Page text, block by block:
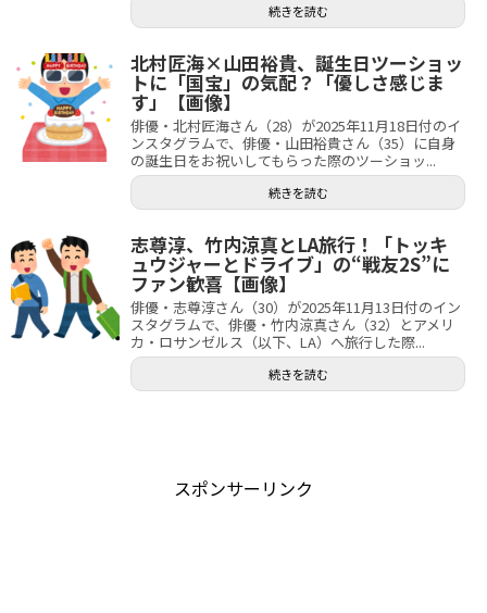
続きを読む
北村匠海×山田裕貴、誕生日ツーショッ
トに「国宝」の気配？「優しさ感じま
す」【画像】
俳優・北村匠海さん（28）が2025年11月18日付のイ
ンスタグラムで、俳優・山田裕貴さん（35）に自身
の誕生日をお祝いしてもらった際のツーショッ...
続きを読む
志尊淳、竹内涼真とLA旅行！「トッキ
ュウジャーとドライブ」の“戦友2S”に
ファン歓喜【画像】
俳優・志尊淳さん（30）が2025年11月13日付のイン
スタグラムで、俳優・竹内涼真さん（32）とアメリ
カ・ロサンゼルス（以下、LA）へ旅行した際...
続きを読む
スポンサーリンク